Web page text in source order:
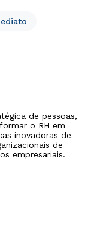
de pessoas,
o RH em
inovadoras de
de
empresariais.